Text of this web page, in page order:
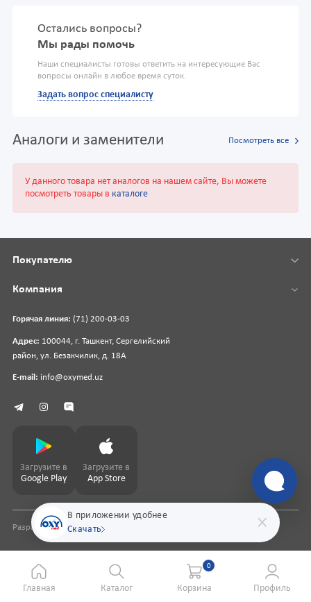
Остались вопросы?
Мы рады помочь
Наши специалисты готовы ответить на интересующие Вас
вопросы онлайн в любое время суток.
Задать вопрос специалисту
Аналоги и заменители Посмотреть все
У данного товара нет аналогов на нашем сайте, Вы можете
посмотреть товары в каталоге
В приложении удобнее
Скачать
Горячая линия: (71) 200-03-03
Адрес: 100044, г. Ташкент, Сергелийский
район, ул. Безакчилик, д. 18А
E-mail: info@oxymed.uz
Покупателю
Компания
Загрузите в
Google Play
Загрузите в
App Store
Разработка сайтаpharmit.uz
Главная Каталог
0
Корзина Профиль